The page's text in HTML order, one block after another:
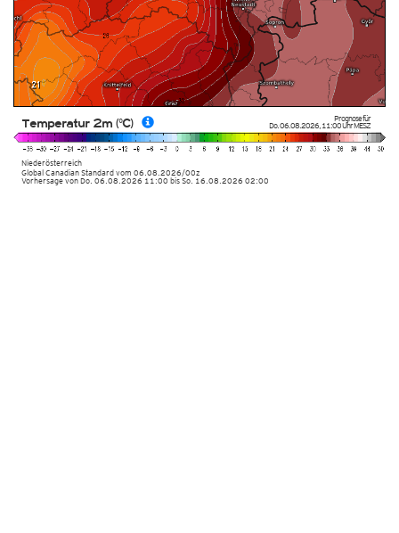
Prognose für
Do. 06.08.2026,11:00 UhrMESZ
Niederösterreich
Global Canadian Standardvom 06.08.2026/00z
Temperatur 2m (°C)
Vorhersage von Do. 06.08.2026 11:00 bis So. 16.08.2026 02:00